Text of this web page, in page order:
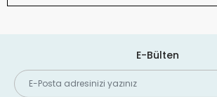
E-Bülten